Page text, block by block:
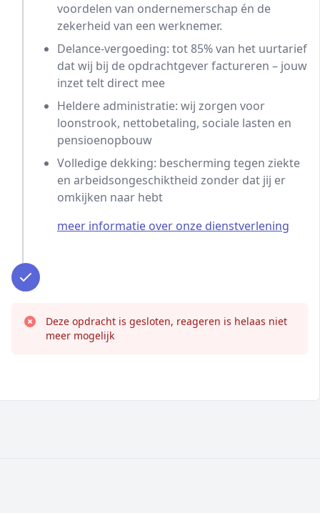
voordelen van ondernemerschap én de
zekerheid van een werknemer.
Delance-vergoeding: tot 85% van het uurtarief
dat wij bij de opdrachtgever factureren – jouw
inzet telt direct mee
Heldere administratie: wij zorgen voor
loonstrook, nettobetaling, sociale lasten en
pensioenopbouw
Volledige dekking: bescherming tegen ziekte
en arbeidsongeschiktheid zonder dat jij er
omkijken naar hebt
meer informatie over onze dienstverlening
Deze opdracht is gesloten, reageren is helaas niet
meer mogelijk